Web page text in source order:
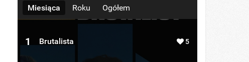
Miesiąca Roku Ogółem
1 Brutalista 5